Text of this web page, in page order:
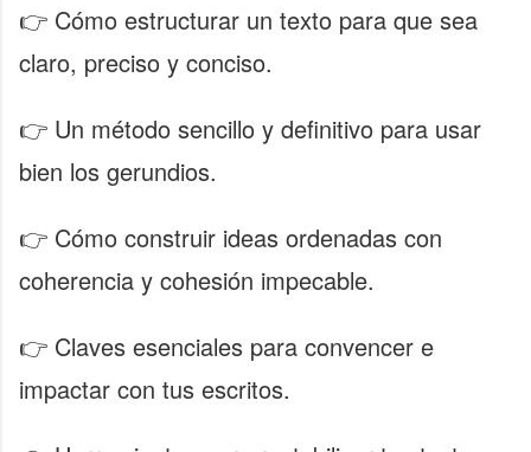
👉 Cómo estructurar un texto para que sea
claro, preciso y conciso.
👉 Un método sencillo y definitivo para usar
bien los gerundios.
👉 Cómo construir ideas ordenadas con
coherencia y cohesión impecable.
👉 Claves esenciales para convencer e
impactar con tus escritos.